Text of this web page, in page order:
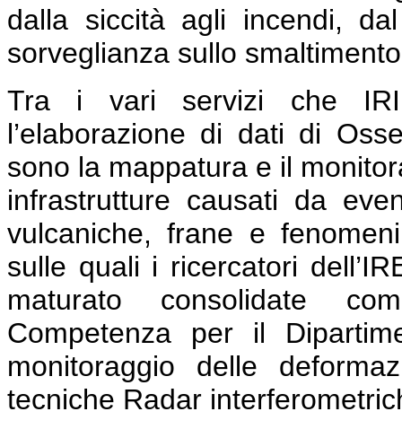
dalla siccità agli incendi,
sorveglianza sullo
Tra i vari servizi che
l’elaborazione di dati di
sono la mappatura e il
infrastrutture causati da
vulcaniche, frane e
sulle quali i ricercatori
maturato consolidate
Competenza per il
monitoraggio delle
tecniche Radar